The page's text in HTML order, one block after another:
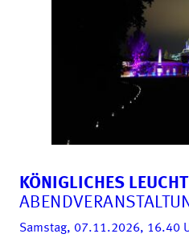
KÖNIGLICHES
Samstag, 07.11.2026, 16.40